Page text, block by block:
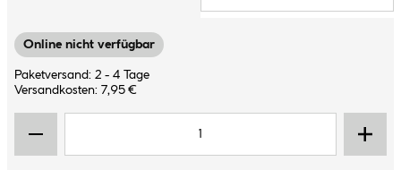
Online nicht verfügbar
Paketversand: 2 - 4 Tage
Versandkosten: 7,95 €